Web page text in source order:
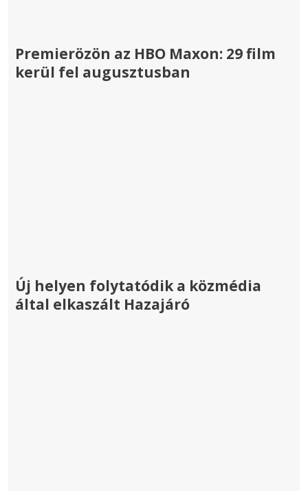
Premierözön az HBO Maxon: 29 film
kerül fel augusztusban
Új helyen folytatódik a közmédia
által elkaszált Hazajáró